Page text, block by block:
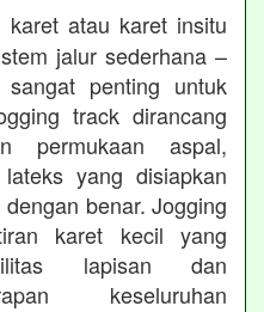
karet atau karet insitu
jalur sederhana –
penting untuk
track dirancang
permukaan aspal,
yang disiapkan
benar. Jogging
karet kecil yang
lapisan dan
keseluruhan